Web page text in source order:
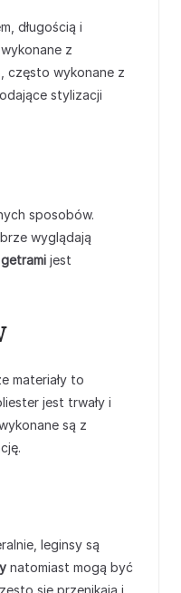
długością i
z
często wykonane z
stylizacji
sposobów.
wyglądają
getrami jest
materiały to
jest trwały i
są z
leginsy są
natomiast mogą być
się przenikają i